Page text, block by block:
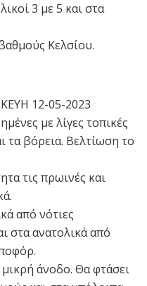
3 με 5 και στα
Κελσίου.
12-05-2023
με λίγες τοπικές
τα βόρεια. Βελτίωση το
τις πρωινές και
από νότιες
στα ανατολικά από
άνοδο. Θα φτάσει